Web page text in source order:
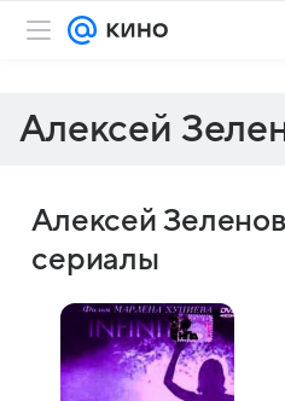
Алексей
Алексей
сериалы